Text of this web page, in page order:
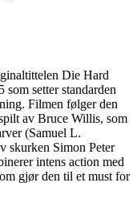
Die Hard
setter standarden
Filmen følger den
av Bruce Willis, som
(Samuel L.
skurken Simon Peter
intens action med
gjør den til et must for